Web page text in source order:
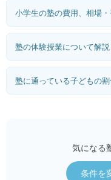
小学生の塾の費用、相場
塾の体験授業について解説
塾に通っている子どもの
気になる
条件を